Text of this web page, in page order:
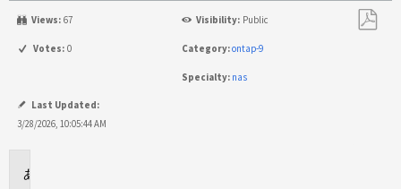
Views: 67 Visibility: Public
Votes: 0 Category:ontap-9
Specialty: nas
Last Updated:
3/28/2026, 10:05:44 AM